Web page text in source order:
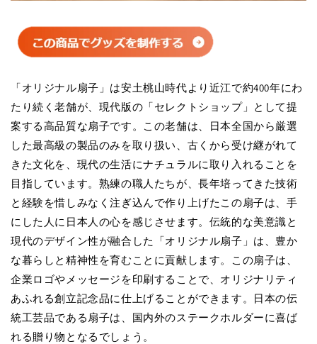
「オリジナル扇子」は安土桃山時代より近江で約400年にわ
たり続く老舗が、現代版の「セレクトショップ」として提
案する高品質な扇子です。この老舗は、日本全国から厳選
した最高級の製品のみを取り扱い、古くから受け継がれて
きた文化を、現代の生活にナチュラルに取り入れることを
目指しています。熟練の職人たちが、長年培ってきた技術
と経験を惜しみなく注ぎ込んで作り上げたこの扇子は、手
にした人に日本人の心を感じさせます。伝統的な美意識と
現代のデザイン性が融合した「オリジナル扇子」は、豊か
な暮らしと精神性を育むことに貢献します。この扇子は、
企業ロゴやメッセージを印刷することで、オリジナリティ
あふれる創立記念品に仕上げることができます。日本の伝
統工芸品である扇子は、国内外のステークホルダーに喜ば
れる贈り物となるでしょう。